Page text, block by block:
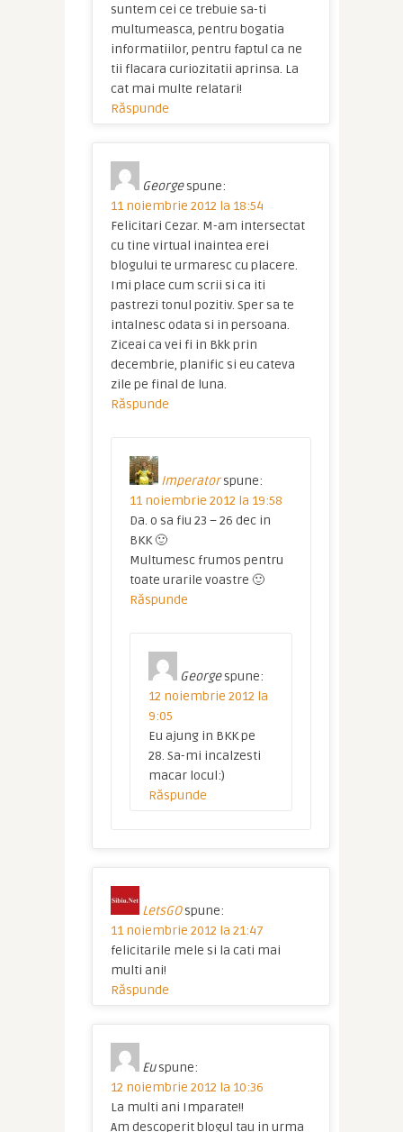
suntem cei ce trebuie sa-ti
multumeasca, pentru bogatia
informatiilor, pentru faptul ca ne
tii flacara curiozitatii aprinsa. La
cat mai multe relatari!
Răspunde
George spune:
11 noiembrie 2012 la 18:54
Felicitari Cezar. M-am intersectat
cu tine virtual inaintea erei
blogului te urmaresc cu placere.
Imi place cum scrii si ca iti
pastrezi tonul pozitiv. Sper sa te
intalnesc odata si in persoana.
Ziceai ca vei fi in Bkk prin
decembrie, planific si eu cateva
zile pe final de luna.
Răspunde
Imperator spune:
11 noiembrie 2012 la 19:58
Da. o sa fiu 23 – 26 dec in
BKK 🙂
Multumesc frumos pentru
toate urarile voastre 🙂
Răspunde
George spune:
12 noiembrie 2012 la
9:05
Eu ajung in BKK pe
28. Sa-mi incalzesti
macar locul:)
Răspunde
LetsGO spune:
11 noiembrie 2012 la 21:47
felicitarile mele si la cati mai
multi ani!
Răspunde
Eu spune:
12 noiembrie 2012 la 10:36
La multi ani Imparate!!
Am descoperit blogul tau in urma